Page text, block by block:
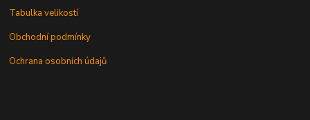
Tabulka velikostí
Obchodní podmínky
Ochrana osobních údajů